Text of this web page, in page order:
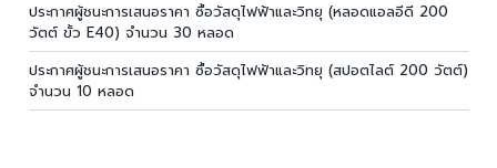
ประกาศผู้ชนะการเสนอราคา ซื้อวัสดุไฟฟ้าและวิทยุ (หลอดแอลอีดี 200
วัตต์ ขั้ว E40) จำนวน 30 หลอด
ประกาศผู้ชนะการเสนอราคา ซื้อวัสดุไฟฟ้าและวิทยุ (สปอตไลต์ 200 วัตต์)
จำนวน 10 หลอด